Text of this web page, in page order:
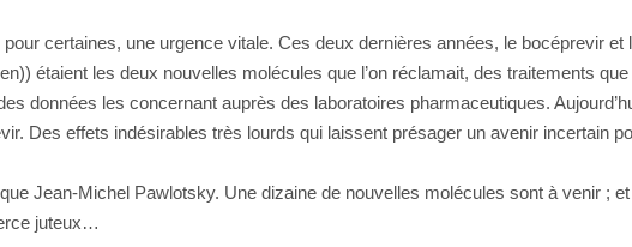
certaines, une urgence vitale. Ces deux dernières années, le bocéprevir et
les deux nouvelles molécules que l’on réclamait, des traitements que
données les concernant auprès des laboratoires pharmaceutiques.
Des effets indésirables très lourds qui laissent présager un avenir incertain
Jean-Michel Pawlotsky. Une dizaine de nouvelles molécules sont à venir ; et
juteux…